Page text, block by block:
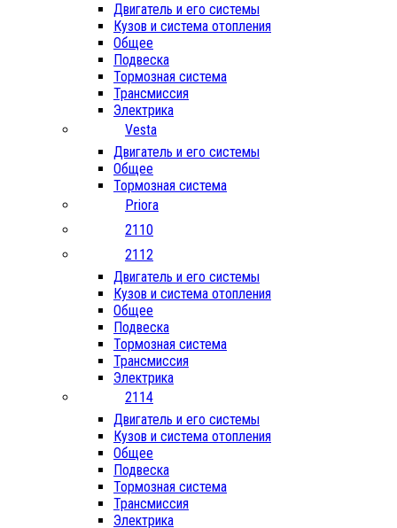
Двигатель и его системы
Кузов и система отопления
Общее
Подвеска
Тормозная система
Трансмиссия
Электрика
Vesta
Двигатель и его системы
Общее
Тормозная система
Priora
2110
2112
Двигатель и его системы
Кузов и система отопления
Общее
Подвеска
Тормозная система
Трансмиссия
Электрика
2114
Двигатель и его системы
Кузов и система отопления
Общее
Подвеска
Тормозная система
Трансмиссия
Электрика